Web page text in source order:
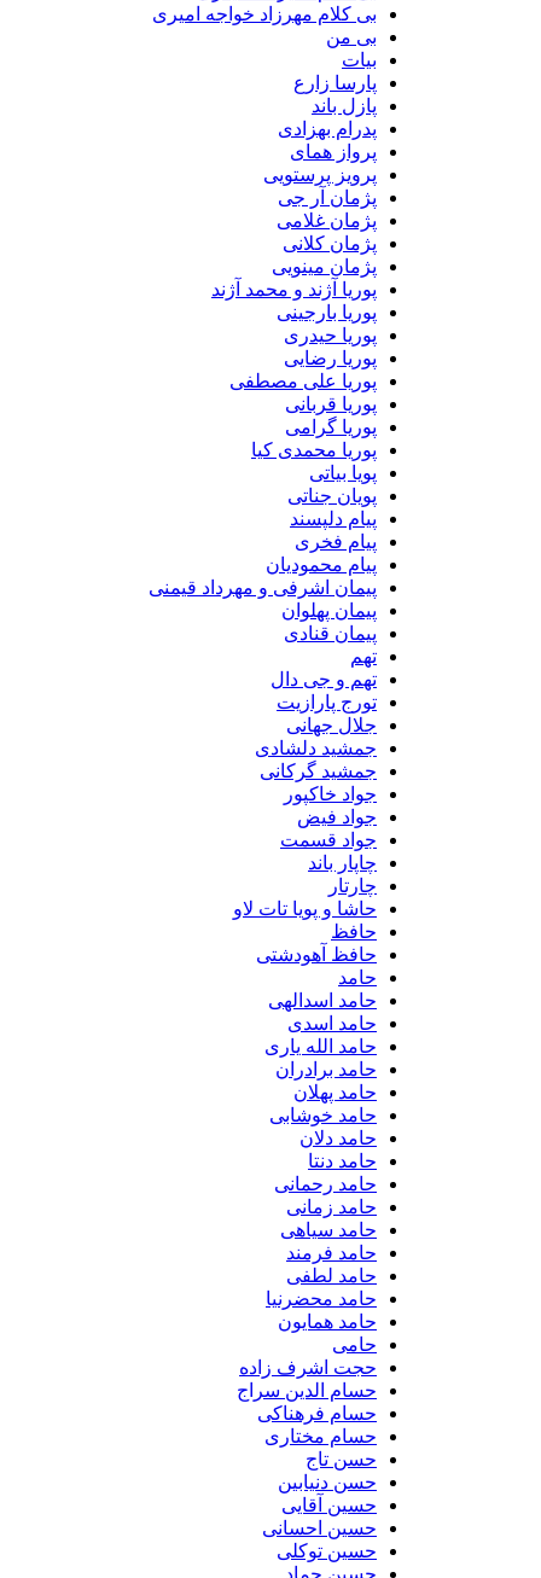
بی کلام مهرزاد خواجه امیری
بی من
بیات
پارسا زارع
پازل باند
پدرام بهزادی
پرواز همای
پرویز پرستویی
پژمان آر جی
پژمان غلامی
پژمان کلانی
پژمان مینویی
پوریا آژند و محمد آژند
پوریا بارجینی
پوریا حیدری
پوریا رضایی
پوریا علی مصطفی
پوریا قربانی
پوریا گرامی
پوریا محمدی کیا
پویا بیاتی
پویان جناتی
پیام دلپسند
پیام فخری
پیام محمودیان
پیمان اشرفی و مهرداد قیمنی
پیمان پهلوان
پیمان قنادی
تهم
تهم و جی دال
تورج پارازیت
جلال جهانی
جمشید دلشادی
جمشید گرکانی
جواد خاکپور
جواد فیض
جواد قسمت
چاپار باند
چارتار
حاشا و پویا تات لاو
حافظ
حافظ آهودشتی
حامد
حامد اسدالهی
حامد اسدی
حامد الله یاری
حامد برادران
حامد پهلان
حامد خوشابی
حامد دلان
حامد دنتا
حامد رحمانی
حامد زمانی
حامد سیاهی
حامد فرمند
حامد لطفی
حامد محضرنیا
حامد همایون
حامی
حجت اشرف زاده
حسام الدین سراج
حسام فرهناکی
حسام مختاری
حسن تاج
حسن دنیابین
حسین آقایی
حسین احسانی
حسین توکلی